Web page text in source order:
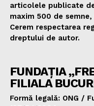
articolele publicate
maxim 500 de
Cerem respectarea
dreptului de autor.
FUNDAȚIA
FILIALA
Formă legală: ONG /